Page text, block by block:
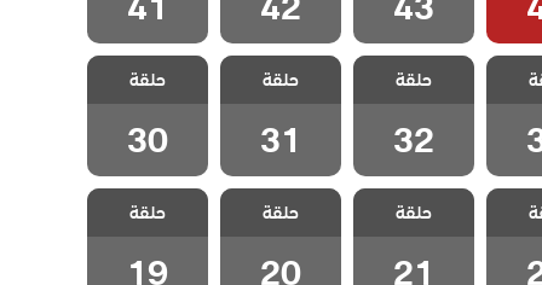
مسلسل اخوتي
4 مدبلج الحلقة
32
حلقة
32
مسلسل اخوتي
4 مدبلج الحلقة
31
حلقة
31
مسلسل اخوتي
4 مدبلج الحلقة
30
حلقة
30
مسلسل اخوتي
4 مدبلج الحلقة
21
حلقة
21
مسلسل اخوتي
4 مدبلج الحلقة
20
حلقة
20
مسلسل اخوتي
4 مدبلج الحلقة
19
حلقة
19